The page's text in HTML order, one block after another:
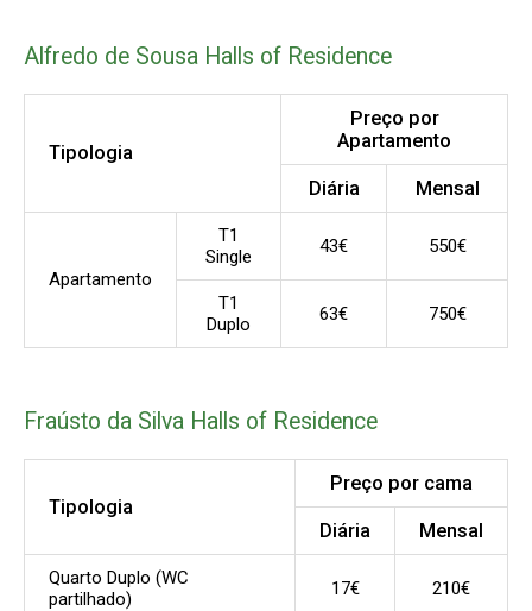
Alfredo de Sousa Halls of Residence
Tipologia
Preço por
Apartamento
Diária Mensal
Apartamento
T1
Single
43€ 550€
T1
Duplo
63€ 750€
Fraústo da Silva Halls of Residence
Tipologia
Preço por cama
Diária Mensal
Quarto Duplo (WC
partilhado)
17€ 210€